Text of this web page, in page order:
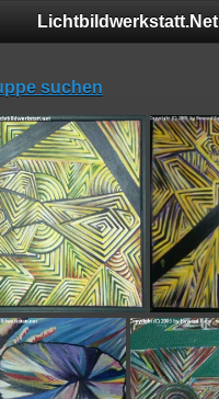
Lichtbildwerkstatt.Net
suchen